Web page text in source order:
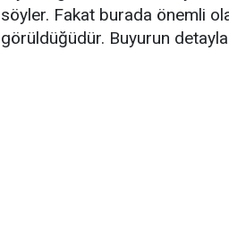
söyler. Fakat burada önemli
görüldüğüdür. Buyurun